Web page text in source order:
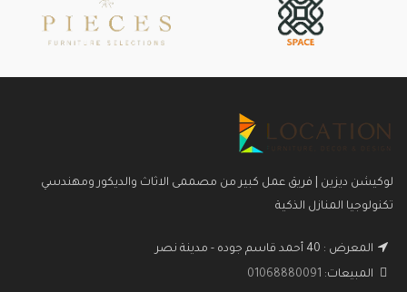
لوكيشن ديزين | فريق عمل كبير من مصممى الاثاث والديكور ومهندسي
تكنولوجيا المنازل الذكية
المعرض : 40 أحمد قاسم جوده - مدينة نصر
المبيعات: 01068880091